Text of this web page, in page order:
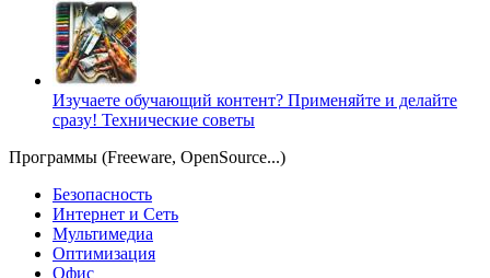
Изучаете обучающий контент? Применяйте и делайте
сразу! Технические советы
Программы (Freeware, OpenSource...)
Безопасность
Интернет и Сеть
Мультимедиа
Оптимизация
Офис